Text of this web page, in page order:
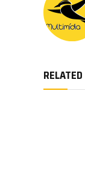
RELATED